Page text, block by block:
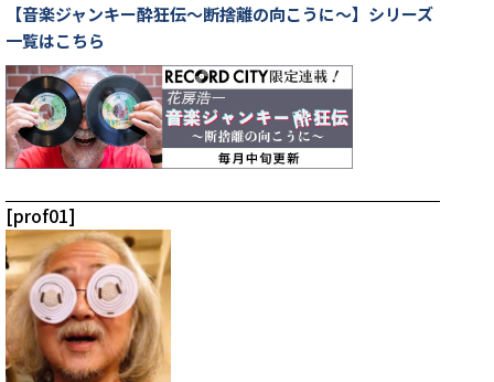
【音楽ジャンキー酔狂伝〜断捨離の向こうに〜】シリーズ
一覧はこちら
[prof01]